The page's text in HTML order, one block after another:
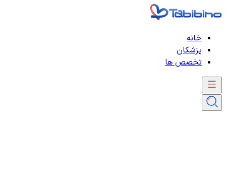
خانه
پزشکان
تخصص ها